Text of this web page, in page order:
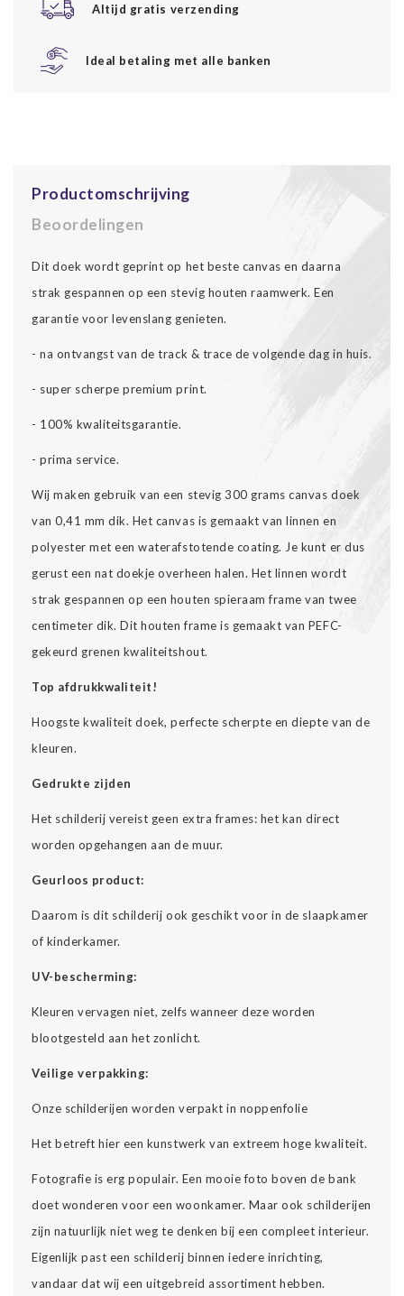
Altijd gratis verzending
Ideal betaling met alle banken
Productomschrijving
Beoordelingen
Dit doek wordt geprint op het beste canvas en daarna
strak gespannen op een stevig houten raamwerk. Een
garantie voor levenslang genieten.
- na ontvangst van de track & trace de volgende dag in huis.
- super scherpe premium print.
- 100% kwaliteitsgarantie.
- prima service.
Wij maken gebruik van een stevig 300 grams canvas doek
van 0,41 mm dik. Het canvas is gemaakt van linnen en
polyester met een waterafstotende coating. Je kunt er dus
gerust een nat doekje overheen halen. Het linnen wordt
strak gespannen op een houten spieraam frame van twee
centimeter dik. Dit houten frame is gemaakt van PEFC-
gekeurd grenen kwaliteitshout.
Top afdrukkwaliteit!
Hoogste kwaliteit doek, perfecte scherpte en diepte van de
kleuren.
Gedrukte zijden
Het schilderij vereist geen extra frames: het kan direct
worden opgehangen aan de muur.
Geurloos product:
Daarom is dit schilderij ook geschikt voor in de slaapkamer
of kinderkamer.
UV-bescherming:
Kleuren vervagen niet, zelfs wanneer deze worden
blootgesteld aan het zonlicht.
Veilige verpakking:
Onze schilderijen worden verpakt in noppenfolie
Het betreft hier een kunstwerk van extreem hoge kwaliteit.
Fotografie is erg populair. Een mooie foto boven de bank
doet wonderen voor een woonkamer. Maar ook schilderijen
zijn natuurlijk niet weg te denken bij een compleet interieur.
Eigenlijk past een schilderij binnen iedere inrichting,
vandaar dat wij een uitgebreid assortiment hebben.